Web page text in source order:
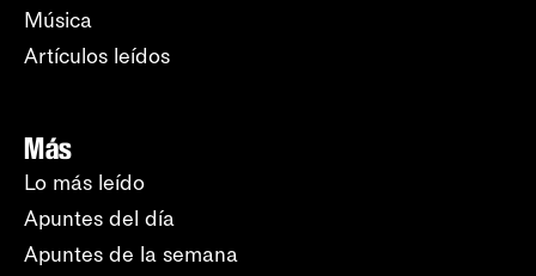
Música
Artículos leídos
Más
Lo más leído
Apuntes del día
Apuntes de la semana